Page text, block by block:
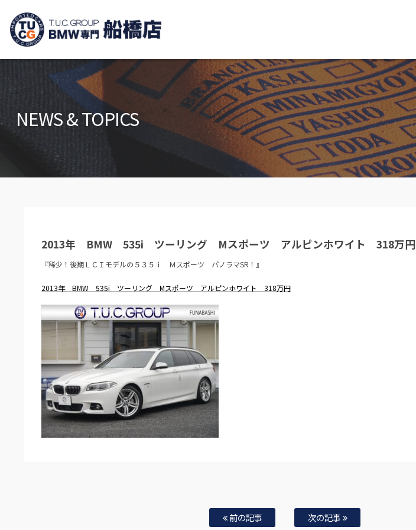
ニュース
News and Topics
在庫リスト
Stock list
保証＆サービス
Warranty and Serivce
アクセスマップ
Access map
特別作業について
Special service
オーダーサービス
Order service
会社概要
NEWS & TOPICS
2013年 BMW 535i ツーリング Mスポーツ アルピンホワイト 318万円
『稀少！後期ＬＣＩモデルの５３５ｉ Ｍスポーツ パノラマSR！』
2013年 BMW 535i ツーリング Mスポーツ アルピンホワイト 318万円
前の記事 次の記事